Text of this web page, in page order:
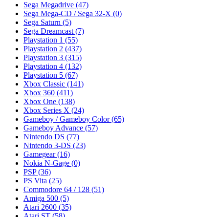
Sega Megadrive (47)
Sega Mega-CD / Sega 32-X (0)
Sega Saturn (5)
Sega Dreamcast (7)
Playstation 1 (55)
Playstation 2 (437)
Playstation 3 (315)
Playstation 4 (132)
Playstation 5 (67)
Xbox Classic (141)
Xbox 360 (411)
Xbox One (138)
Xbox Series X (24)
Gameboy / Gameboy Color(65)
Gameboy Advance (57)
Nintendo DS (77)
Nintendo 3-DS (23)
Gamegear(16)
Nokia N-Gage (0)
PSP(36)
PS Vita (25)
Commodore 64 / 128 (51)
Amiga 500 (5)
Atari 2600 (35)